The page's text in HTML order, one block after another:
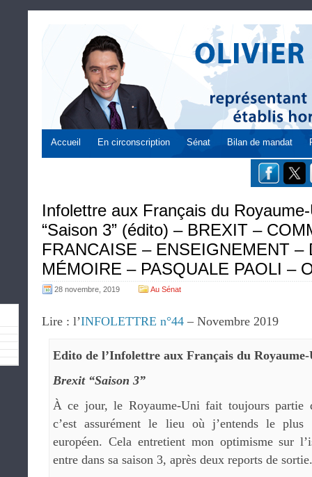
Accueil En circonscription Sénat Bilan de mandat
Infolettre aux Français du
“Saison 3” (édito) – BREXIT –
FRANCAISE – ENSEIGNEMENT –
MÉMOIRE – PASQUALE PAOLI –
28 novembre, 2019 Au Sénat
Lire : l’INFOLETTRE n°44 – Novembre 2019
Edito de l’Infolettre aux Français du Royaume-
Brexit “Saison 3”
À ce jour, le Royaume-Uni fait toujours partie
c’est assurément le lieu où j’entends le plus
européen. Cela entretient mon optimisme sur
entre dans sa saison 3, après deux reports de sortie.